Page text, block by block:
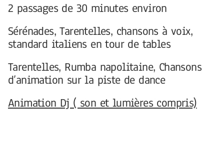
2 passages de 30 minutes environ
Sérénades, Tarentelles, chansons à voix,
standard italiens en tour de tables
Tarentelles, Rumba napolitaine, Chansons
d’animation sur la piste de dance
Animation Dj ( son et lumières compris)